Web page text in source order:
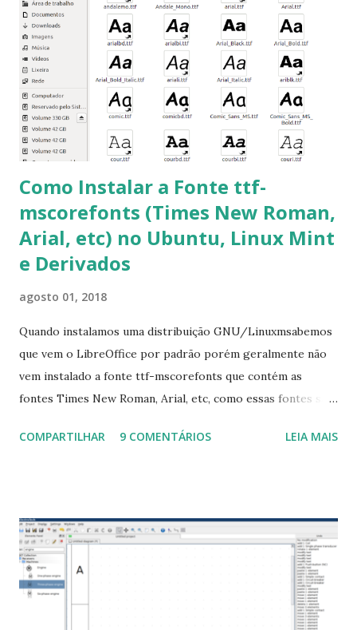
mscorefonts-installer Leia os termos de uso e avance
clicando em “Ok” Agora aceite os termos de uso clicando
em “Sim” Pronto agora abra o LibreOffice e veja se as
fontes Times New Roman, Arial estão instaladas. Caso
ocorra algum erro ou precisa reinstalar, execute: $ sudo
apt-get install --reinstall ttf-mscorefonts-installer
Como Instalar a Fonte ttf-
mscorefonts (Times New Roman,
Arial, etc) no Ubuntu, Linux Mint
e Derivados
agosto 01, 2018
Quando instalamos uma distribuição GNU/Linuxmsabemos
que vem o LibreOffice por padrão porém geralmente não
vem instalado a fonte ttf-mscorefonts que contém as
fontes Times New Roman, Arial, etc, como essas fontes são
a Associação Brasileira de Normas Técnicas (ABNT), exige
que contém essas fontes. Ao instalar o GNU/Linux abra o
terminal e execute o comando: $ sudo apt-get install ttf-
mscorefonts-installer Leia os termos de uso e avance
clicando em “Ok” Agora aceite os termos de uso clicando
em “Sim” Pronto agora abra o LibreOffice e veja se as
COMPARTILHAR 9 COMENTÁRIOS LEIA MAIS